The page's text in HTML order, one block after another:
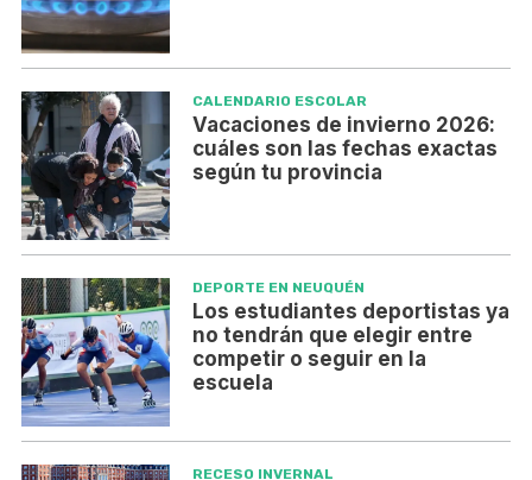
CALENDARIO ESCOLAR
Vacaciones de invierno 2026:
cuáles son las fechas exactas
según tu provincia
DEPORTE EN NEUQUÉN
Los estudiantes deportistas ya
no tendrán que elegir entre
competir o seguir en la
escuela
RECESO INVERNAL